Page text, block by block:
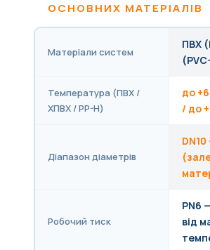
ОСНОВНИХ МАТЕРІАЛІВ
Матеріали систем
ПВХ
Температура (ПВХ /
ХПВХ / PP-H)
до
/ до
Діапазон діаметрів
Робочий тиск
PN6
від